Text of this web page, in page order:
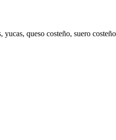
queso costeño, suero costeño